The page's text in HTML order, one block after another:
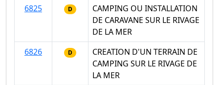
6825
D
CAMPING OU INSTALLATION
DE CARAVANE SUR LE RIVAGE
DE LA MER
6826
D
CREATION D'UN TERRAIN DE
CAMPING SUR LE RIVAGE DE
LA MER